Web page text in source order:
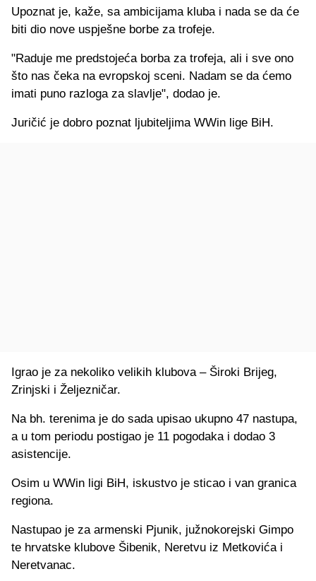
Upoznat je, kaže, sa ambicijama kluba i nada se da će
biti dio nove uspješne borbe za trofeje.
"Raduje me predstojeća borba za trofeja, ali i sve ono
što nas čeka na evropskoj sceni. Nadam se da ćemo
imati puno razloga za slavlje", dodao je.
Juričić je dobro poznat ljubiteljima WWin lige BiH.
Igrao je za nekoliko velikih klubova – Široki Brijeg,
Zrinjski i Željezničar.
Na bh. terenima je do sada upisao ukupno 47 nastupa,
a u tom periodu postigao je 11 pogodaka i dodao 3
asistencije.
Osim u WWin ligi BiH, iskustvo je sticao i van granica
regiona.
Nastupao je za armenski Pjunik, južnokorejski Gimpo
te hrvatske klubove Šibenik, Neretvu iz Metkovića i
Neretvanac.